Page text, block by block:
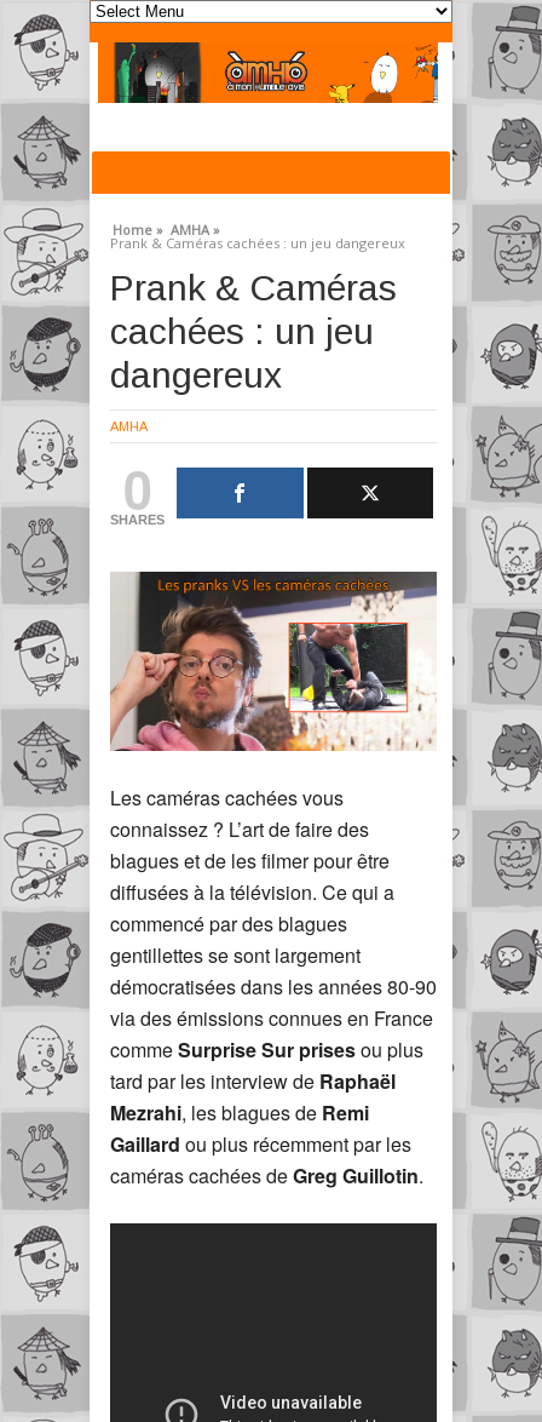
Home » AMHA »
Prank & Caméras cachées : un jeu dangereux
Prank & Caméras
cachées : un jeu
dangereux
AMHA
0
SHARES
Les caméras cachées vous
connaissez ? L’art de faire des
blagues et de les filmer pour être
diffusées à la télévision. Ce qui a
commencé par des blagues
gentillettes se sont largement
démocratisées dans les années 80-90
via des émissions connues en France
commeSurprise Sur prisesou plus
tard par les interview de Raphaël
Mezrahi, les blagues de Remi
Gaillard ou plus récemment par les
caméras cachées deGreg Guillotin.